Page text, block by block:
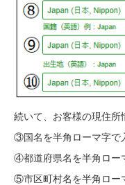
続いて、お客様の現住所
③国名を半角ローマ字で
④都道府県名を半角ロー
⑤市区町村名を半角ロー